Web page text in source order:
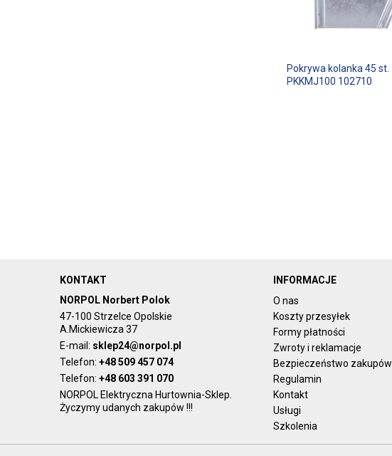
Pokrywa kolanka 45 st.
PKKMJ100 102710
KONTAKT
NORPOL Norbert Polok
47-100 Strzelce Opolskie
A.Mickiewicza 37
E-mail: sklep24@norpol.pl
Telefon: +48 509 457 074
Telefon: +48 603 391 070
NORPOL Elektryczna Hurtownia-Sklep.
Życzymy udanych zakupów !!!
INFORMACJE
O nas
Koszty przesyłek
Formy płatności
Zwroty i reklamacje
Bezpieczeństwo zakupów
Regulamin
Kontakt
Usługi
Szkolenia